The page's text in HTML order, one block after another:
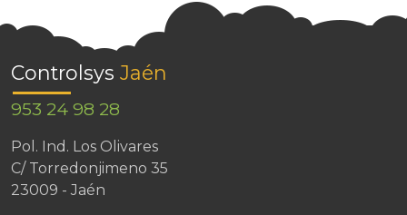
Controlsys Jaén
953 24 98 28
Pol. Ind. Los Olivares
C/ Torredonjimeno 35
23009 - Jaén